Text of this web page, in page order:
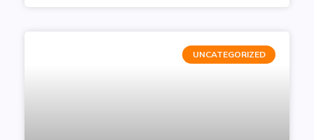
UNCATEGORIZED